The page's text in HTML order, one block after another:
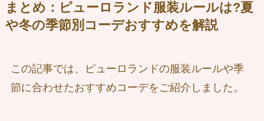
まとめ ：ピューロランド服装ルールは?夏
や冬の季節別コーデおすすめを解説
この記事では、ピューロランドの服装ルールや季
節に合わせたおすすめコーデをご紹介しました。